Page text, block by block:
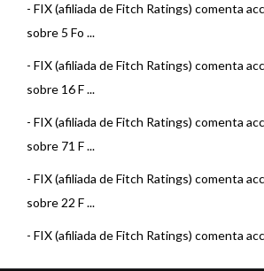
- FIX (afiliada de Fitch Ratings) comenta
sobre 5 Fo ...
- FIX (afiliada de Fitch Ratings) comenta
sobre 16 F ...
- FIX (afiliada de Fitch Ratings) comenta
sobre 71 F ...
- FIX (afiliada de Fitch Ratings) comenta
sobre 22 F ...
- FIX (afiliada de Fitch Ratings) comenta